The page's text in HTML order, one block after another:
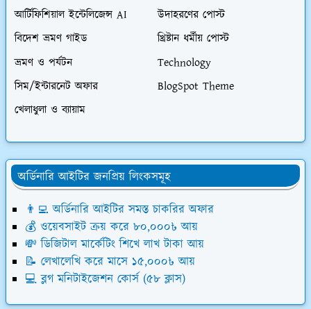
আর্টিফিশিয়াল ইন্টেলিজেন্স AI
উদাহরণের পোস্ট
বিদেশ ভ্রমণ গাইড
খ্রিষ্টান ধর্মীয় পোস্ট
ভ্রমণ ও পর্যটন
Technology
সিম/ইন্টারনেট অফার
BlogSpot Theme
খেলাধুলা ও ব্যায়াম
অর্ডিনারি আইটির জনপ্রিয় লিংকসমূহ
👨‍💻 অর্ডিনারি আইটির সমস্ত চাকরির অফার
💰 ওয়েবসাইট ক্রয় করে ৮০,০০০৳ আয়
💸 ডিজিটাল মার্কেটিং শিখে লাখ টাকা আয়
📝 লেখালেখি করে মাসে ১৫,০০০৳ আয়
💻 ব্লগ মনিটাইজেশন কোর্স (৫৮ ক্লাস)